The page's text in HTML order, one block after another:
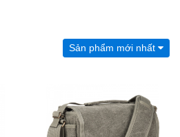
Sản phẩm mới nhất